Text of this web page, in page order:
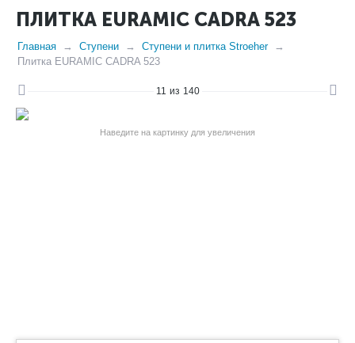
ПЛИТКА EURAMIC CADRA 523
Главная Ступени
Ступени и плитка Stroeher
Плитка EURAMIC CADRA 523
11 из 140
Наведите на картинку для увеличения